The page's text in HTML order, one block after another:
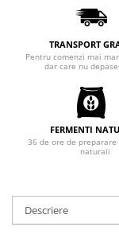
Checurile Royal
Prajituri Fabrica de
Prajitura ingerilor
Prajituri Red
Prajituri de Craciun
Torturi ambalate
TRANSPORT
Pentru comenzi mai
dar care nu
FERMENTI
36 de ore de
naturali
Descriere